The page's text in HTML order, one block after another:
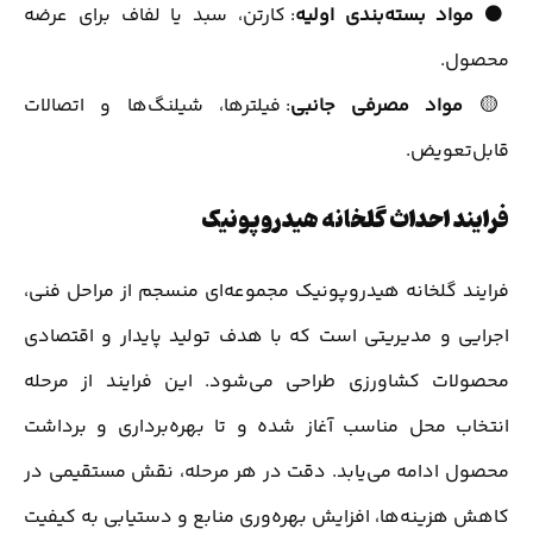
⚫ مواد بسته‌بندی اولیه: کارتن، سبد یا لفاف برای عرضه
محصول.
🟡 مواد مصرفی جانبی: فیلترها، شیلنگ‌ها و اتصالات
قابل‌تعویض.
فرایند احداث گلخانه هیدروپونیک
فرایند گلخانه هیدروپونیک مجموعه‌ای منسجم از مراحل فنی،
اجرایی و مدیریتی است که با هدف تولید پایدار و اقتصادی
محصولات کشاورزی طراحی می‌شود. این فرایند از مرحله
انتخاب محل مناسب آغاز شده و تا بهره‌برداری و برداشت
محصول ادامه می‌یابد. دقت در هر مرحله، نقش مستقیمی در
کاهش هزینه‌ها، افزایش بهره‌وری منابع و دستیابی به کیفیت